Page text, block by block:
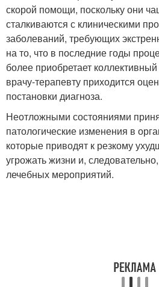
скорой помощи, поскольку они
сталкиваются с клиническими
заболеваний, требующих
на то, что в последние годы
более приобретает
врачу-терапевту приходится
постановки диагноза.
Неотложными состояниями
патологические изменения в
которые приводят к резкому
угрожать жизни и,
лечебных мероприятий.